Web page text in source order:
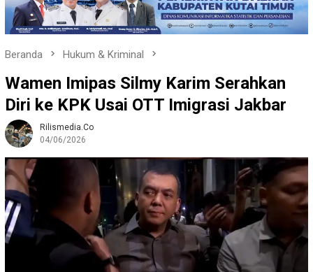
Beranda Hukum & Kriminal
Wamen Imipas Silmy Karim Serahkan
Diri ke KPK Usai OTT Imigrasi Jakbar
Rilismedia.co
04/06/2026